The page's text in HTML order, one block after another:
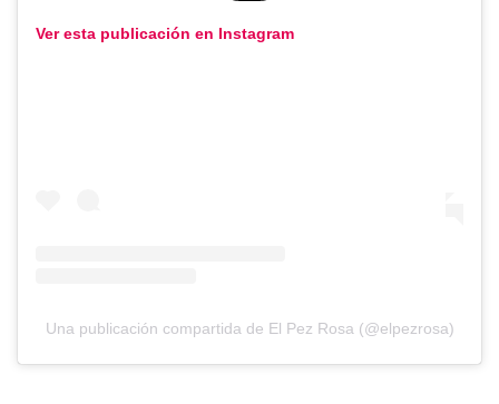
Ver esta publicación en Instagram
Una publicación compartida de El Pez Rosa (@elpezrosa)